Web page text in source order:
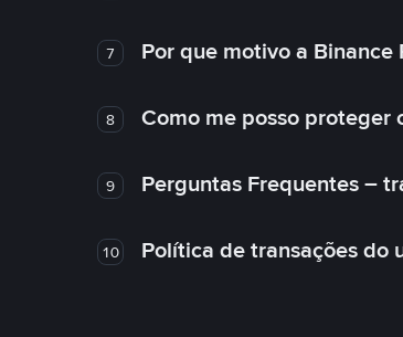
7 Por que motivo a Binance
8 Como me posso proteger
9 Perguntas Frequentes –
10 Política de transações do